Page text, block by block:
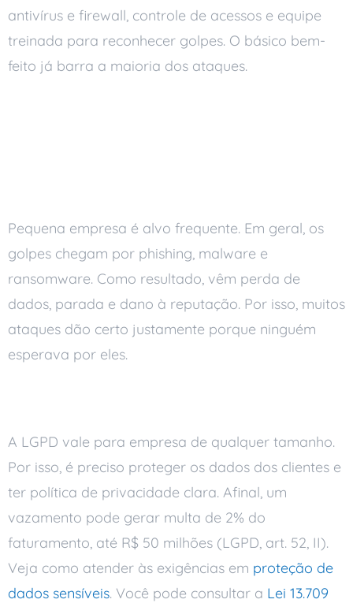
antivírus e firewall, controle de acessos e equipe
treinada para reconhecer golpes. O básico bem-
feito já barra a maioria dos ataques.
Pequena empresa é alvo frequente. Em geral, os
golpes chegam por phishing, malware e
ransomware. Como resultado, vêm perda de
dados, parada e dano à reputação. Por isso, muitos
ataques dão certo justamente porque ninguém
esperava por eles.
A LGPD vale para empresa de qualquer tamanho.
Por isso, é preciso proteger os dados dos clientes e
ter política de privacidade clara. Afinal, um
vazamento pode gerar multa de 2% do
faturamento, até R$ 50 milhões (LGPD, art. 52, II).
Veja como atender às exigências em proteção de
dados sensíveis. Você pode consultar a Lei 13.709